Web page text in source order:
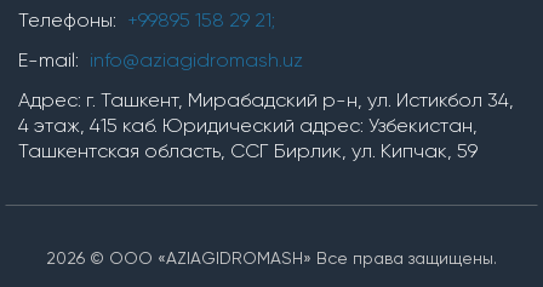
Насосы серии TM, TMB
насосы серии OP
Химические насосы
Установки для производства гипохлорита
Телефоны: +99895 158 29 21;
E-mail: info@aziagidromash.uz
Адрес: г. Ташкент, Мирабадский р-н, ул. Истикбол 34,
4 этаж, 415 каб. Юридический адрес: Узбекистан,
Ташкентская область, ССГ Бирлик, ул. Кипчак, 59
2026 © ООО «AZIAGIDROMASH» Все права защищены.